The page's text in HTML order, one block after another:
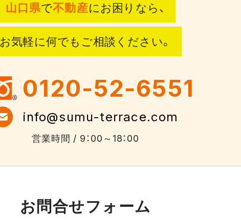
山口県で不動産にお困りなら、
お気軽に何でもご相談ください。
0120-52-6551
info@sumu-terrace.com
営業時間 / 9：00～18：00
お問合せフォーム